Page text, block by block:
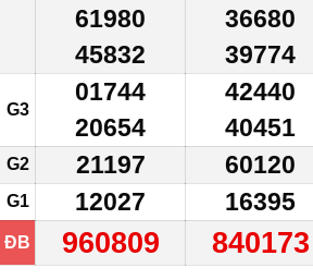
61980
45832
36680
39774
G3
01744
20654
42440
40451
G2 21197 60120
G1 12027 16395
ĐB 960809 840173